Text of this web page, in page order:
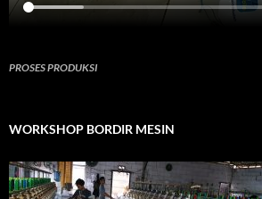
PROSES PRODUKSI
WORKSHOP BORDIR MESIN